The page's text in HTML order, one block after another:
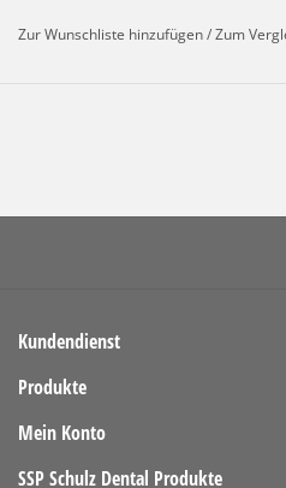
oder Lasern an Cr-Co.
Zur Wunschliste hinzufügen/Zum
Kundendienst
Produkte
Mein Konto
SSP Schulz Dental Produkte